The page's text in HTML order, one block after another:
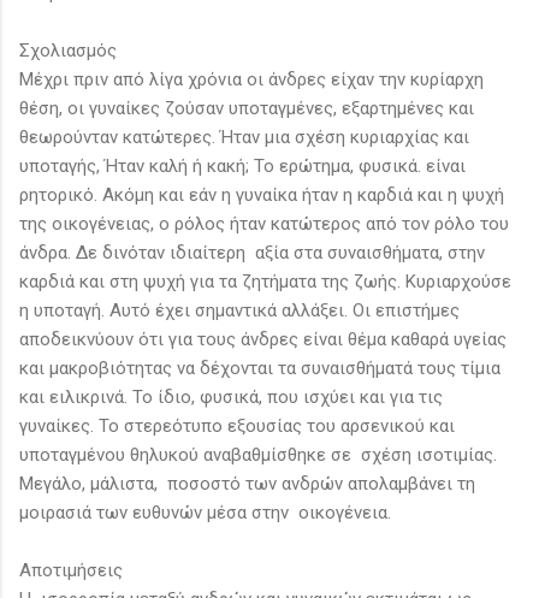
Σχολιασμός
Μέχρι πριν από λίγα χρόνια οι άνδρες είχαν την κυρίαρχη
θέση, οι γυναίκες ζούσαν υποταγμένες, εξαρτημένες και
θεωρούνταν κατώτερες. Ήταν μια σχέση κυριαρχίας και
υποταγής, Ήταν καλή ή κακή; Το ερώτημα, φυσικά. είναι
ρητορικό. Ακόμη και εάν η γυναίκα ήταν η καρδιά και η ψυχή
της οικογένειας, ο ρόλος ήταν κατώτερος από τον ρόλο του
άνδρα. Δε δινόταν ιδιαίτερη αξία στα συναισθήματα, στην
καρδιά και στη ψυχή για τα ζητήματα της ζωής. Κυριαρχούσε
η υποταγή. Αυτό έχει σημαντικά αλλάξει. Οι επιστήμες
αποδεικνύουν ότι για τους άνδρες είναι θέμα καθαρά υγείας
και μακροβιότητας να δέχονται τα συναισθήματά τους τίμια
και ειλικρινά. Το ίδιο, φυσικά, που ισχύει και για τις
γυναίκες. Το στερεότυπο εξουσίας του αρσενικού και
υποταγμένου θηλυκού αναβαθμίσθηκε σε σχέση ισοτιμίας.
Μεγάλο, μάλιστα, ποσοστό των ανδρών απολαμβάνει τη
μοιρασιά των ευθυνών μέσα στην οικογένεια.
Αποτιμήσεις